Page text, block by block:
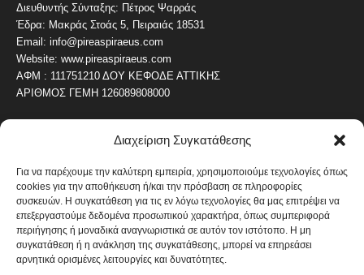
Διαχείριση Συγκατάθεσης
Για να παρέχουμε την καλύτερη εμπειρία, χρησιμοποιούμε τεχνολογίες όπως
cookies για την αποθήκευση ή/και την πρόσβαση σε πληροφορίες
συσκευών. Η συγκατάθεση για τις εν λόγω τεχνολογίες θα μας επιτρέψει να
επεξεργαστούμε δεδομένα προσωπικού χαρακτήρα, όπως συμπεριφορά
περιήγησης ή μοναδικά αναγνωριστικά σε αυτόν τον ιστότοπο. Η μη
συγκατάθεση ή η ανάκληση της συγκατάθεσης, μπορεί να επηρεάσει
αρνητικά ορισμένες λειτουργίες και δυνατότητες.
Διευθυντής Σύνταξης: Πέτρος Ψαρράς
Έδρα: Μακράς Στοάς 5, Πειραιάς 18531
Email: info@pireaspiraeus.com
Website: www.pireaspiraeus.com
ΑΦΜ : 111751210 ΔΟΥ ΚΕΦΟΔΕ ΑΤΤΙΚΗΣ
ΑΡΙΘΜΟΣ ΓΕΜΗ 126089808000
ΔΗΜΟΦΙΛΗ ΚΑΤΗΓΟΡΙΑ
ΝΕΑ ΤΟΥ ΠΕΙΡΑΙΑ
ΟΛΥΜΠΙΑΚΟΣ
ΑΛΛΑ ΚΟΙΝΩΝΙΚΑ
ΕΙΔΗΣΕΙΣ ΝΑΥΤΙΛΙΑ
ΟΙΚΟΝΟΜΙΚΑ